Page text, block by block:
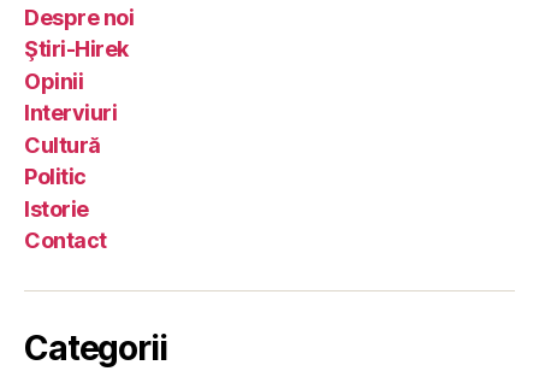
Despre noi
Ştiri-Hirek
Opinii
Interviuri
Cultură
Politic
Istorie
Contact
Categorii